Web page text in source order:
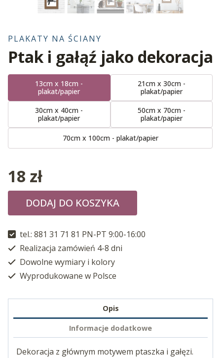
PLAKATY NA ŚCIANY
Ptak i gałąź jako dekoracja
13cm x 18cm -
plakat/papier
21cm x 30cm -
plakat/papier
30cm x 40cm -
plakat/papier
50cm x 70cm -
plakat/papier
70cm x 100cm - plakat/papier
18 zł
DODAJ DO KOSZYKA
tel.: 881 31 71 81 PN-PT 9:00-16:00
Realizacja zamówień 4-8 dni
Dowolne wymiary i kolory
Wyprodukowane w Polsce
Opis
Informacje dodatkowe
Dekoracja z głównym motywem ptaszka i gałęzi.